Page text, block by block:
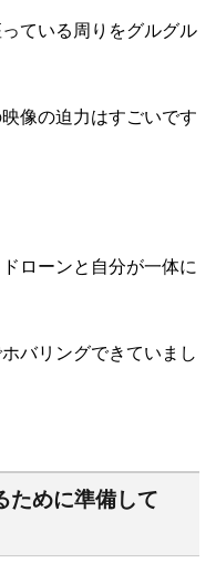
ている周りをグルグル
像の迫力はすごいです
ローンと自分が一体に
バリングできていまし
ために準備して